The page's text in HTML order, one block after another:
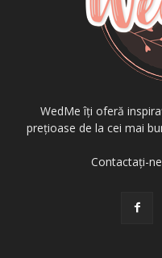
WedMe îți oferă
prețioase de la cei mai
Contactați-